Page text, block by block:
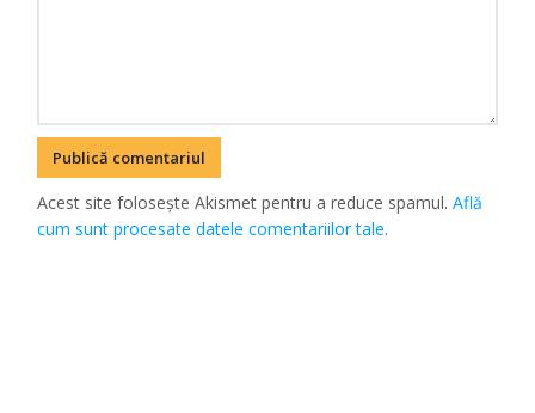
Acest site folosește Akismet pentru a reduce spamul.Află
cum sunt procesate datele comentariilor tale.